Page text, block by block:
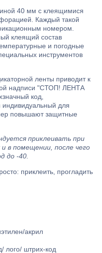
40 мм с клеящимися
Каждый такой
номером.
клеящий состав
и погодные
инструментов
ленты приводит к
надписи "СТОП! ЛЕНТА
код,
для
повышают защитные
приклеивать при
в помещении, после чего
до -40.
приклеить, прогладить
акрил
лого/ штрих-код